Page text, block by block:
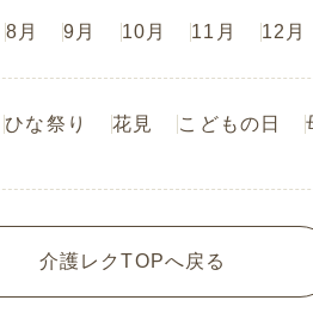
8月 9月 10月 11月 12月
ひな祭り 花見 こどもの日
介護レクTOPへ戻る